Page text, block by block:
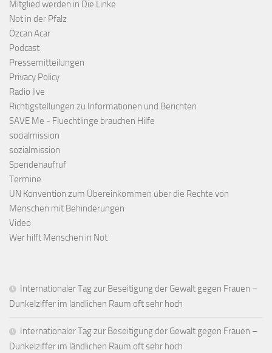
Mitglied werden in Die Linke
Not in der Pfalz
Özcan Acar
Podcast
Pressemitteilungen
Privacy Policy
Radio live
Richtigstellungen zu Informationen und Berichten
SAVE Me - Fluechtlinge brauchen Hilfe
socialmission
sozialmission
Spendenaufruf
Termine
UN Konvention zum Übereinkommen über die Rechte von
Menschen mit Behinderungen
Video
Wer hilft Menschen in Not
Internationaler Tag zur Beseitigung der Gewalt gegen Frauen –
Dunkelziffer im ländlichen Raum oft sehr hoch
Internationaler Tag zur Beseitigung der Gewalt gegen Frauen –
Dunkelziffer im ländlichen Raum oft sehr hoch